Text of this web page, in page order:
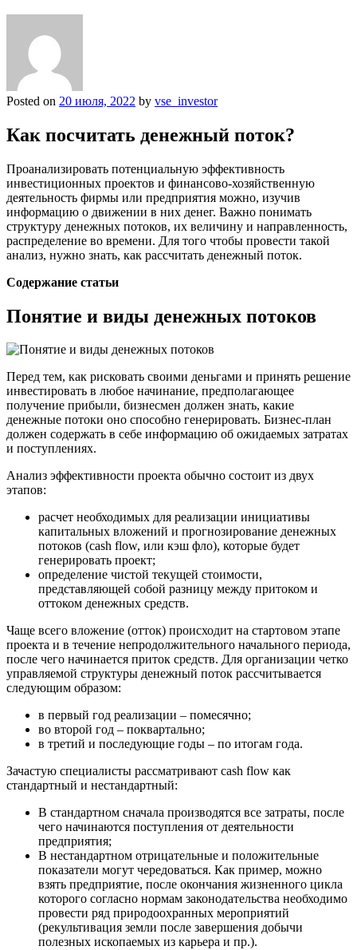
Posted on 20 июля, 2022 by vse_investor
Как посчитать денежный поток?
Проанализировать потенциальную эффективность
инвестиционных проектов и финансово-хозяйственную
деятельность фирмы или предприятия можно, изучив
информацию о движении в них денег. Важно понимать
структуру денежных потоков, их величину и направленность,
распределение во времени. Для того чтобы провести такой
анализ, нужно знать, как рассчитать денежный поток.
Содержание статьи
Понятие и виды денежных потоков
Перед тем, как рисковать своими деньгами и принять решение
инвестировать в любое начинание, предполагающее
получение прибыли, бизнесмен должен знать, какие
денежные потоки оно способно генерировать. Бизнес-план
должен содержать в себе информацию об ожидаемых затратах
и поступлениях.
Анализ эффективности проекта обычно состоит из двух
этапов:
расчет необходимых для реализации инициативы
капитальных вложений и прогнозирование денежных
потоков (cash flow, или кэш фло), которые будет
генерировать проект;
определение чистой текущей стоимости,
представляющей собой разницу между притоком и
оттоком денежных средств.
Чаще всего вложение (отток) происходит на стартовом этапе
проекта и в течение непродолжительного начального периода,
после чего начинается приток средств. Для организации четко
управляемой структуры денежный поток рассчитывается
следующим образом:
в первый год реализации – помесячно;
во второй год – поквартально;
в третий и последующие годы – по итогам года.
Зачастую специалисты рассматривают cash flow как
стандартный и нестандартный:
В стандартном сначала производятся все затраты, после
чего начинаются поступления от деятельности
предприятия;
В нестандартном отрицательные и положительные
показатели могут чередоваться. Как пример, можно
взять предприятие, после окончания жизненного цикла
которого согласно нормам законодательства необходимо
провести ряд природоохранных мероприятий
(рекультивация земли после завершения добычи
полезных ископаемых из карьера и пр.).